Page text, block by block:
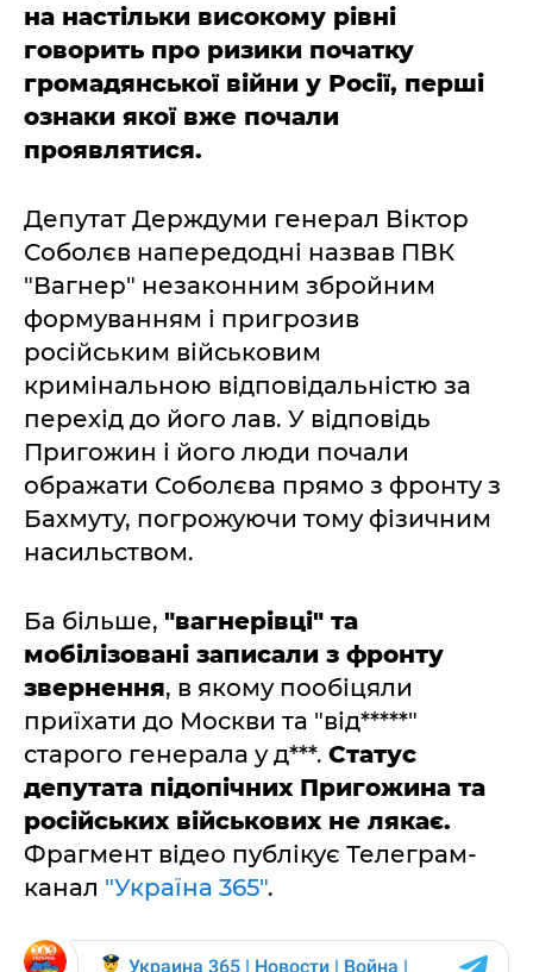
на настільки високому рівні
говорить про ризики початку
громадянської війни у Росії, перші
ознаки якої вже почали
проявлятися.
Депутат Держдуми генерал Віктор
Соболєв напередодні назвав ПВК
"Вагнер" незаконним збройним
формуванням і пригрозив
російським військовим
кримінальною відповідальністю за
перехід до його лав. У відповідь
Пригожин і його люди почали
ображати Соболєва прямо з фронту з
Бахмуту, погрожуючи тому фізичним
насильством.
Ба більше, "вагнерівці" та
мобілізовані записали з фронту
звернення, в якому пообіцяли
приїхати до Москви та "від*****"
старого генерала у д***. Статус
депутата підопічних Пригожина та
російських військових не лякає.
Фрагмент відео публікує Телеграм-
канал "Україна 365".